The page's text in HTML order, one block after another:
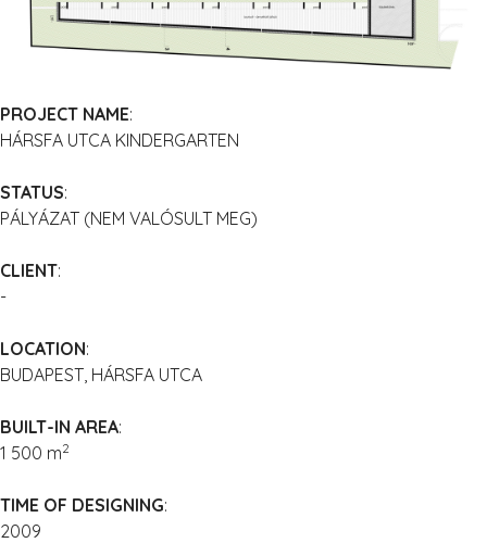
PROJECT NAME:
HÁRSFA UTCA KINDERGARTEN
STATUS:
PÁLYÁZAT (NEM VALÓSULT MEG)
CLIENT:
-
LOCATION:
BUDAPEST, HÁRSFA UTCA
BUILT-IN AREA:
1 500 m2
TIME OF DESIGNING:
2009